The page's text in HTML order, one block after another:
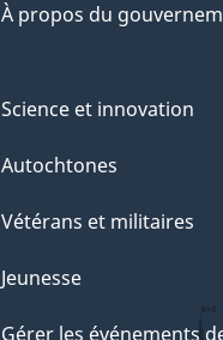
À propos du
Science et innovation
Autochtones
Vétérans et militaires
Jeunesse
Gérer les événements